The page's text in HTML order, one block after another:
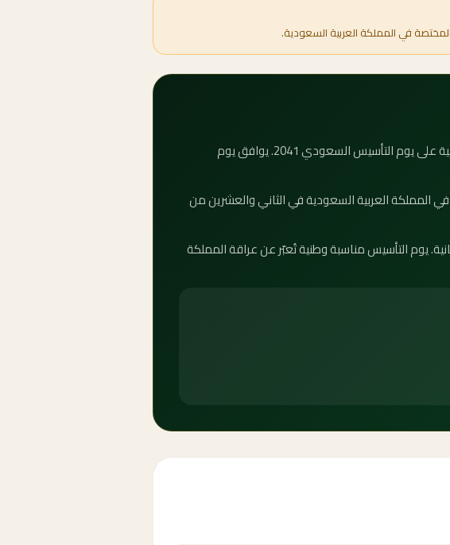
في المملكة العربية السعودية.
كم باقي على يوم التأسيس 2041؟ العداد التنازلي أعلاه يوضح بدقة عدد الأيام والساعات المتبقية على يوم التأسيس السعودي 2041. يوافق يوم
يوم التأسيس 2041؟ يُحتفل بيوم التأسيس في المملكة العربية السعودية في الثاني والعشرين من
العد التنازلي ليوم التأسيس 2041 يُحدَّث تلقائياً كل ثانية. يوم التأسيس مناسبة وطنية تُعبّر عن عراقة المملكة